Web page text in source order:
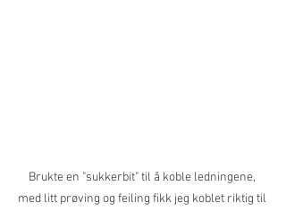
Brukte en "sukkerbit" til å koble ledningene,
med litt prøving og feiling fikk jeg koblet riktig til